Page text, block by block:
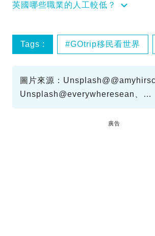
英國哪些職業的人工較低？
Tags : GOtrip移民看世界
圖片來源：
Unsplash@everywheresean、
Unsplash@marjanblan、
廣告